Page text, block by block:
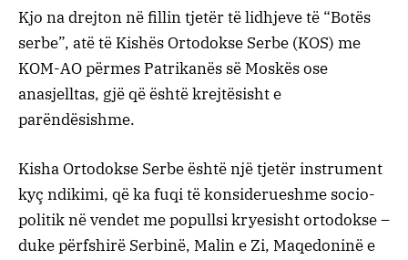
Kjo na drejton në fillin tjetër të lidhjeve të “Botës
serbe”, atë të Kishës Ortodokse Serbe (KOS) me
KOM-AO përmes Patrikanës së Moskës ose
anasjelltas, gjë që është krejtësisht e
parëndësishme.
Kisha Ortodokse Serbe është një tjetër instrument
kyç ndikimi, që ka fuqi të konsiderueshme socio-
politik në vendet me popullsi kryesisht ortodokse –
duke përfshirë Serbinë, Malin e Zi, Maqedoninë e